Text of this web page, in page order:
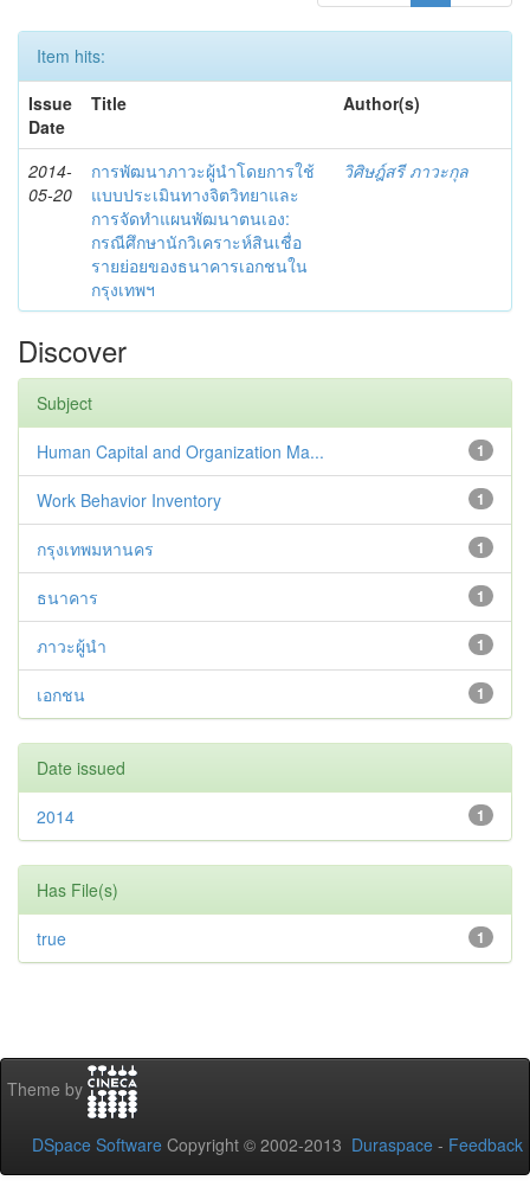
Item hits:
Issue
Date
Title Author(s)
2014-
05-20
การพัฒนาภาวะผู้นำโดยการใช้
แบบประเมินทางจิตวิทยาและ
การจัดทำแผนพัฒนาตนเอง:
กรณีศึกษานักวิเคราะห์สินเชื่อ
รายย่อยของธนาคารเอกชนใน
กรุงเทพฯ
วิศิษฎ์สรี ภาวะกุล
Discover
Subject
1
Human Capital and Organization Ma...
1
Work Behavior Inventory
1
กรุงเทพมหานคร
1
ธนาคาร
1
ภาวะผู้นำ
1
เอกชน
Date issued
1
2014
Has File(s)
1
true
Theme by
DSpace Software Copyright © 2002-2013 Duraspace - Feedback